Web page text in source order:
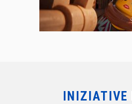
INIZIATIVE